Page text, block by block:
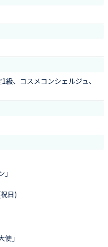
級、コスメコンシェルジュ、
日)
」